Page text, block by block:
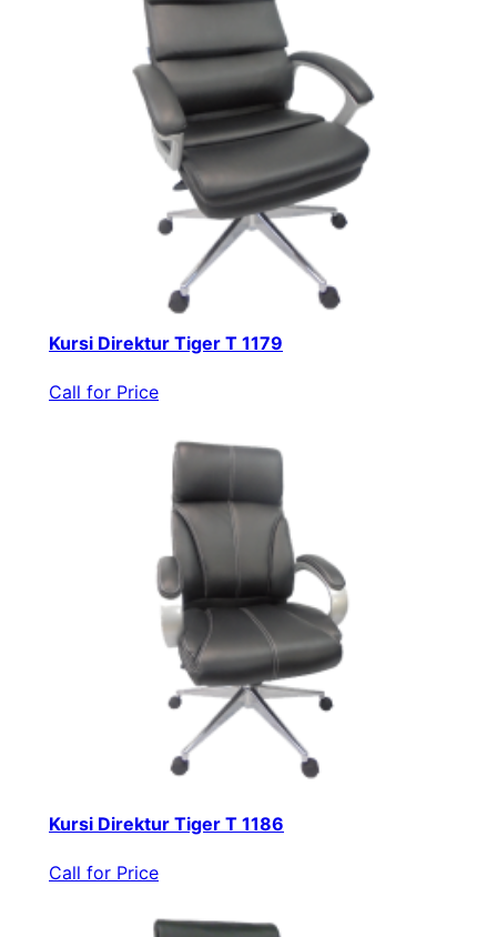
Kursi Direktur Tiger T 1179
Call for Price
Kursi Direktur Tiger T 1186
Call for Price